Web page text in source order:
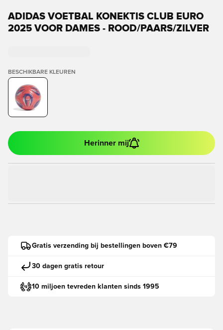
ADIDAS VOETBAL KONEKTIS CLUB EURO
2025 VOOR DAMES - ROOD/PAARS/ZILVER
BESCHIKBARE KLEUREN
Herinner mij
Gratis verzending bij bestellingen boven €79
30 dagen gratis retour
10 miljoen tevreden klanten sinds 1995